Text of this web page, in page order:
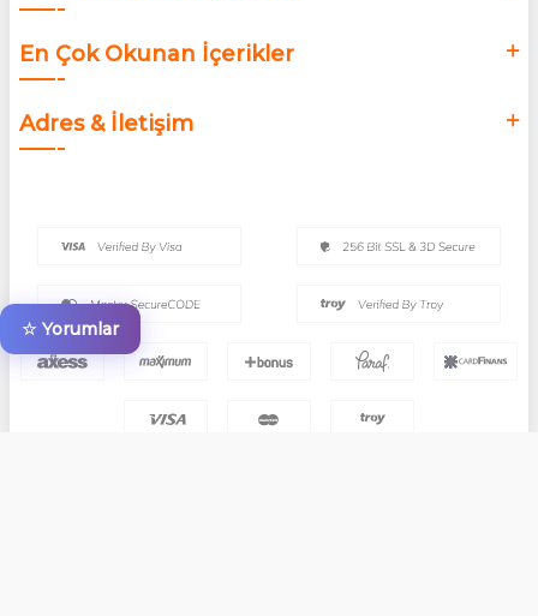
☆ Yorumlar
En Çok Okunan İçerikler
Adres & İletişim